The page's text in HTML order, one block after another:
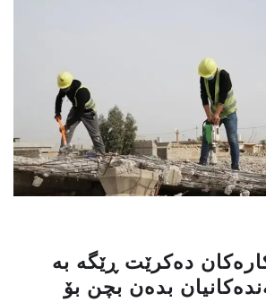
دەکرێت ڕێگە بە
بدەن بچن بۆ